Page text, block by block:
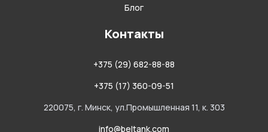
Блог
Контакты
+375 (29) 682-88-88
+375 (17) 360-09-51
220075, г. Минск, ул.Промышленная 11, к. 303
info@beltank.com